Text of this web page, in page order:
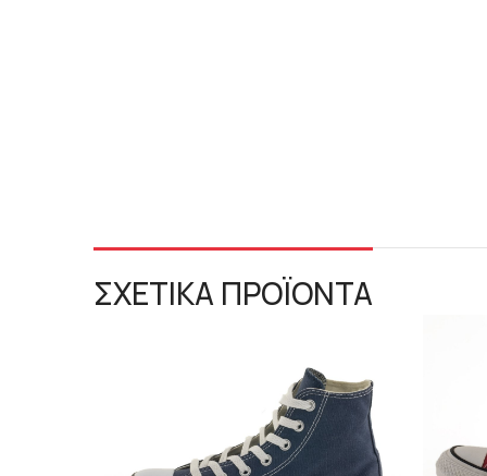
ΣΧΕΤΙΚΑ ΠΡΟΪΟΝΤΑ